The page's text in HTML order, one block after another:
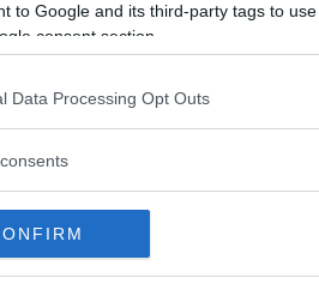
to Google and its third-party tags to
consent section.
Data Processing Opt Outs
GRAND SCÉNIC